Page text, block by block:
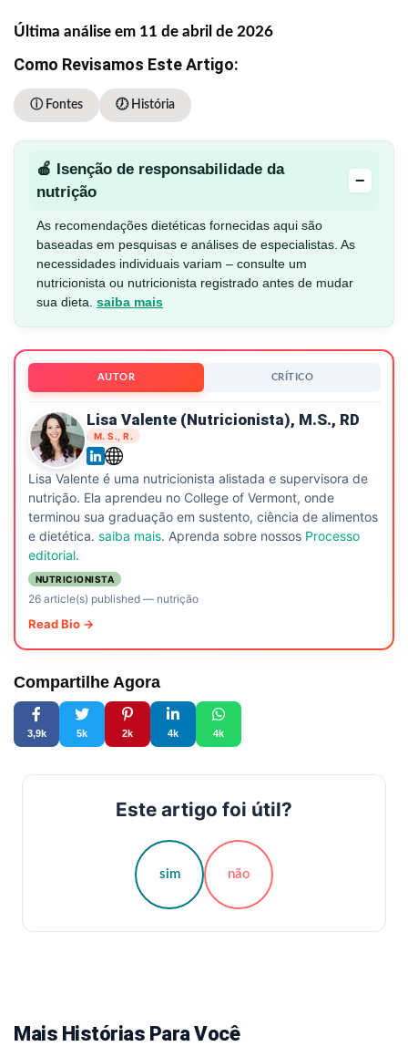
Última análise em 11 de abril de 2026
Como Revisamos Este Artigo:
ⓘ Fontes 🕖 História
🍎 Isenção de responsabilidade da
nutrição
−
As recomendações dietéticas fornecidas aqui são
baseadas em pesquisas e análises de especialistas. As
necessidades individuais variam – consulte um
nutricionista ou nutricionista registrado antes de mudar
sua dieta. saiba mais
AUTOR CRÍTICO
Lisa Valente (nutricionista), M.S., RD
M. S., R.
Lisa Valente é uma nutricionista alistada e supervisora de
nutrição. Ela aprendeu no College of Vermont, onde
terminou sua graduação em sustento, ciência de alimentos
e dietética. saiba mais. Aprenda sobre nossos Processo
editorial.
NUTRICIONISTA
26 article(s) published— nutrição
Read Bio →
Compartilhe Agora
3,9k 5k 2k 4k 4k
Este artigo foi útil?
sim não
Mais Histórias Para Você